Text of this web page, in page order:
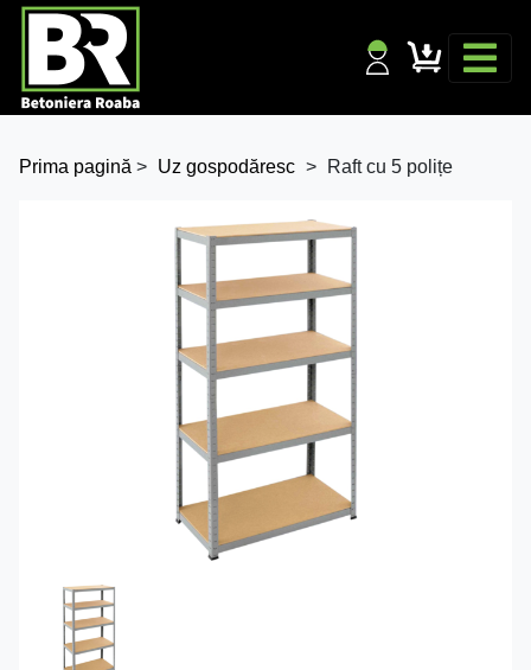
Prima pagină > Uz gospodăresc > Raft cu 5 polițe